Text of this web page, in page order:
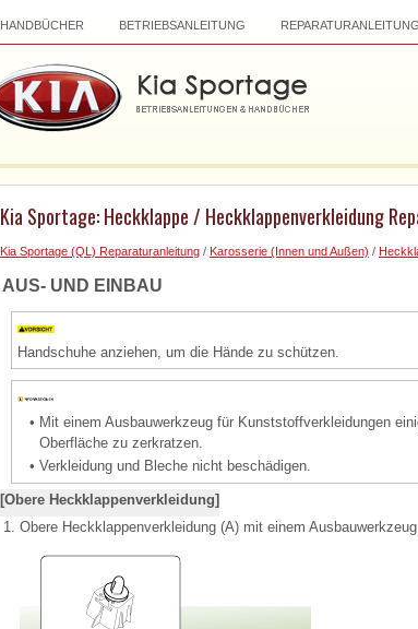
HANDBÜCHER BETRIEBSANLEITUNG REPARATURANLEITUNG
Kia Sportage: Heckklappe / Heckklappenverkleidung
Kia Sportage (QL) Reparaturanleitung / Karosserie (Innen und Außen) /
AUS- UND EINBAU
Handschuhe anziehen, um die Hände zu schützen.
• Mit einem Ausbauwerkzeug für Kunststoffverkleidungen
Oberfläche zu zerkratzen.
• Verkleidung und Bleche nicht beschädigen.
[Obere Heckklappenverkleidung]
1. Obere Heckklappenverkleidung (A) mit einem